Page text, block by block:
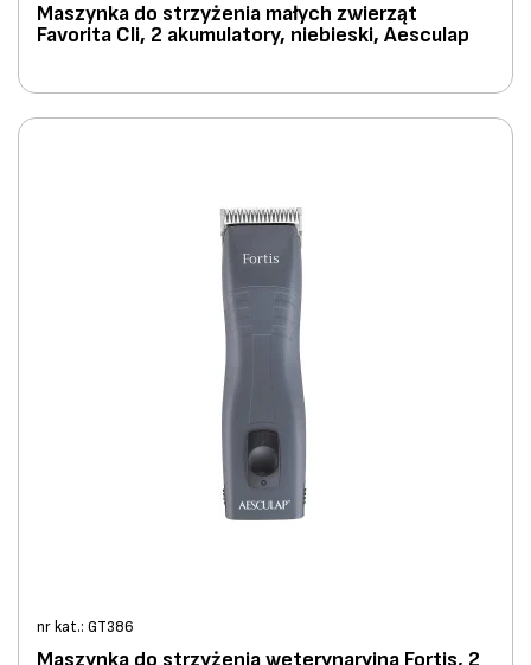
Maszynka do strzyżenia małych zwierząt
Favorita Cli, 2 akumulatory, niebieski, Aesculap
nr kat.: GT386
Maszynka do strzyżenia weterynaryjna Fortis, 2